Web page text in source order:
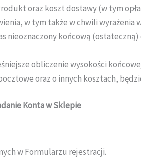
oraz koszt dostawy (w tym
w tym także w chwili wyrażenia
końcową
obliczenie wysokości
oraz o innych kosztach,
Konta w Sklepie
w Formularzu rejestracji.